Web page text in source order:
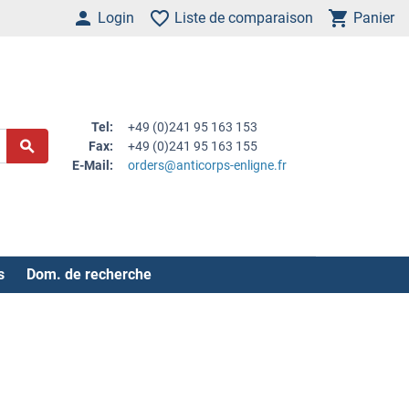
Login Liste de comparaison Panier
Tel:
+49 (0)241 95 163 153
Fax:
+49 (0)241 95 163 155
E-Mail:
orders@anticorps-enligne.fr
Dom. de recherche